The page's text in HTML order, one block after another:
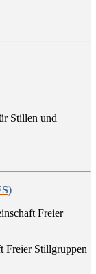
Stillen und
Freier Stillgruppen